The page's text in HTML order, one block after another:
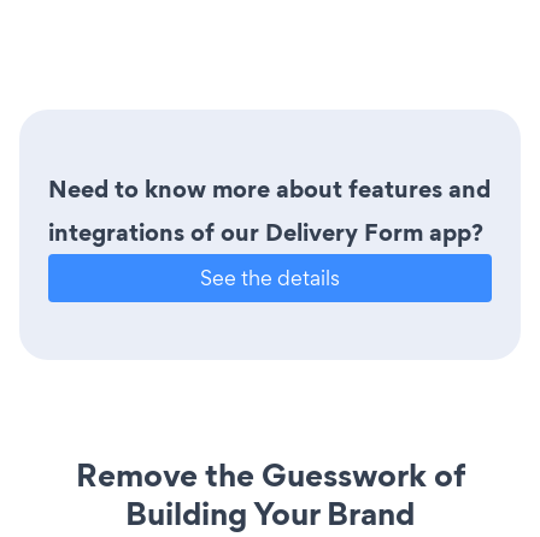
Need to know more about features and
integrations of our Delivery Form app?
See the details
Remove the Guesswork of
Building Your Brand